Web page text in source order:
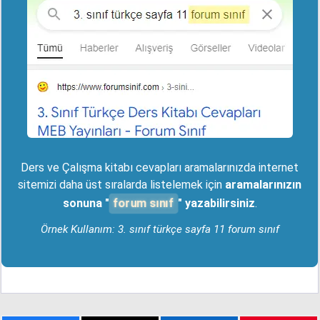
Ders ve Çalışma kitabı cevapları aramalarınızda internet
sitemizi daha üst sıralarda listelemek için aramalarınızın
sonuna " forum sınıf " yazabilirsiniz.
Örnek Kullanım: 3. sınıf türkçe sayfa 11 forum sınıf